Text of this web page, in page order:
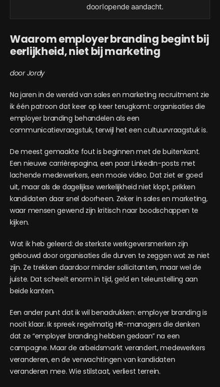
doorlopende aandacht.
Waarom employer branding begint bij
eerlijkheid, niet bij marketing
door Jordy
Na jaren in de wereld van sales en marketing recruitment zie
ik één patroon dat keer op keer terugkomt: organisaties die
employer branding behandelen als een
communicatievraagstuk, terwijl het een cultuurvraagstuk is.
De meest gemaakte fout is beginnen met de buitenkant.
Een nieuwe carrièrepagina, een paar LinkedIn-posts met
lachende medewerkers, een mooie video. Dat ziet er goed
uit, maar als de dagelijkse werkelijkheid niet klopt, prikken
kandidaten daar snel doorheen. Zeker in sales en marketing,
waar mensen gewend zijn kritisch naar boodschappen te
kijken.
Wat ik heb geleerd: de sterkste werkgeversmerken zijn
gebouwd door organisaties die durven te zeggen wat ze niet
zijn. Ze trekken daardoor minder sollicitanten, maar wel de
juiste. Dat scheelt enorm in tijd, geld en teleurstelling aan
beide kanten.
Een ander punt dat ik wil benadrukken: employer branding is
nooit klaar. Ik spreek regelmatig HR-managers die denken
dat ze “employer branding hebben gedaan” na een
campagne. Maar de arbeidsmarkt verandert, medewerkers
veranderen, en de verwachtingen van kandidaten
veranderen mee. Wie stilstaat, verliest terrein.